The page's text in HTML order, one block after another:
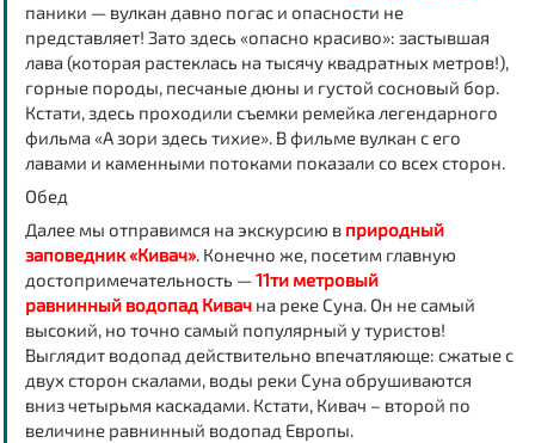
паники — вулкан давно погас и опасности не
представляет! Зато здесь «опасно красиво»: застывшая
лава (которая растеклась на тысячу квадратных метров!),
горные породы, песчаные дюны и густой сосновый бор.
Кстати, здесь проходили съемки ремейка легендарного
фильма «А зори здесь тихие». В фильме вулкан с его
лавами и каменными потоками показали со всех сторон.
Обед
Далее мы отправимся на экскурсию в природный
заповедник «Кивач». Конечно же, посетим главную
достопримечательность —11ти метровый
равнинный водопад Кивачна реке Суна. Он не самый
высокий, но точно самый популярный у туристов!
Выглядит водопад действительно впечатляюще: сжатые с
двух сторон скалами, воды реки Суна обрушиваются
вниз четырьмя каскадами. Кстати, Кивач – второй по
величине равнинный водопад Европы.